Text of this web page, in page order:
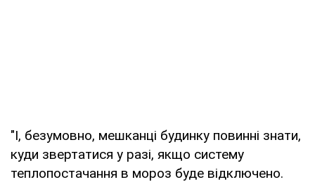
"І, безумовно, мешканці будинку повинні знати,
куди звертатися у разі, якщо систему
теплопостачання в мороз буде відключено.